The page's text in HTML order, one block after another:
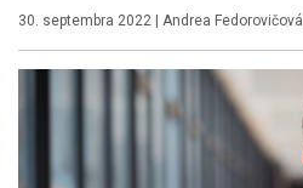
30. septembra 2022 Andrea Fedorovičová